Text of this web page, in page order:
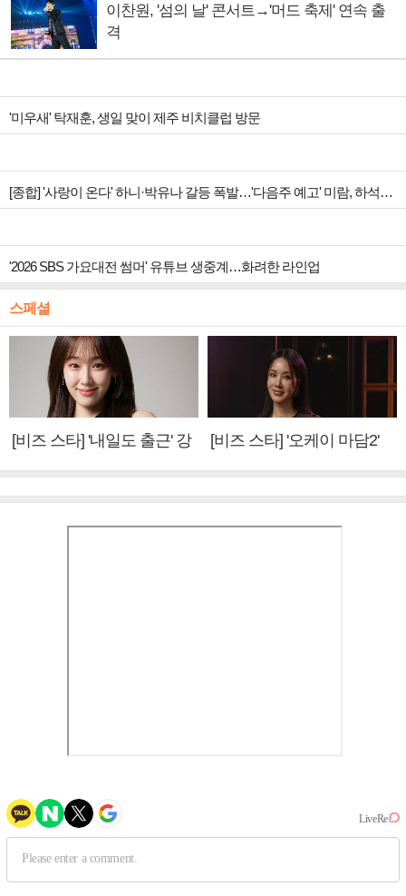
이찬원, '섬의 날' 콘서트→'머드 축제' 연속 출
격
'미우새' 탁재훈, 생일 맞이 제주 비치클럽 방문
[종합] '사랑이 온다' 하니·박유나 갈등 폭발…'다음주 예고' 미람, 하석진 아들 의심
'2026 SBS 가요대전 썸머' 유튜브 생중계…화려한 라인업
스페셜
[비즈 스타] '내일도 출근' 강
[비즈 스타] '오케이 마담2'